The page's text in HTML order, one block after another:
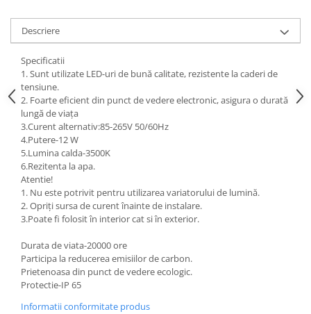
Prelungitoare/Derulatoare
Prize
Starter/Droser
Triplu Stecher
Întrerupătoare/Comutatoare
Ştechere/Stecher adaptor
Ţeavă PVC
Corpuri Led lineare
Butuc yala,Broaste usa,Lacat
Tablou si sigurante electrice
Descriere
Specificatii
1. Sunt utilizate LED-uri de bună calitate, rezistente la caderi de
tensiune.
2. Foarte eficient din punct de vedere electronic, asigura o durată
lungă de viața
3.Curent alternativ:85-265V 50/60Hz
4.Putere-12 W
5.Lumina calda-3500K
6.Rezitenta la apa.
Atentie!
1. Nu este potrivit pentru utilizarea variatorului de lumină.
2. Opriți sursa de curent înainte de instalare.
3.Poate fi folosit în interior cat si în exterior.
Durata de viata-20000 ore
Participa la reducerea emisiilor de carbon.
Prietenoasa din punct de vedere ecologic.
Protectie-IP 65
Informatii conformitate produs